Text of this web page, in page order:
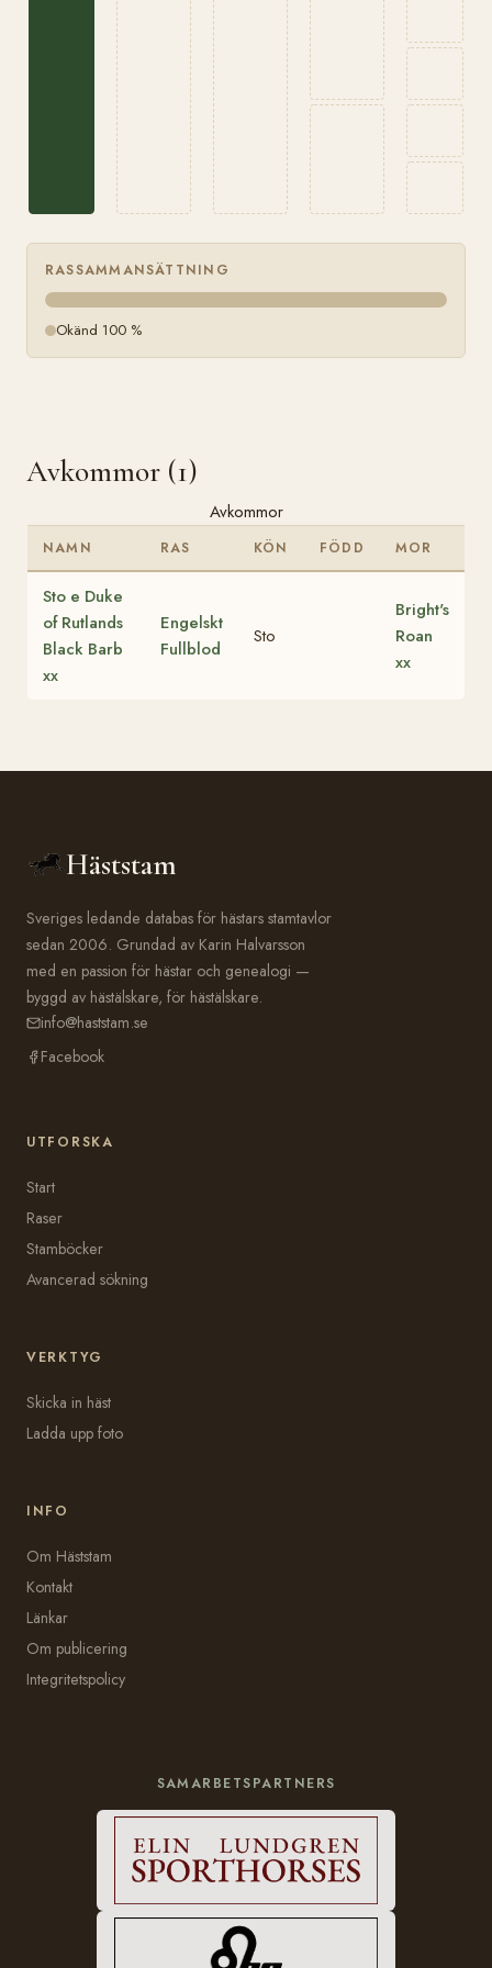
RASSAMMANSÄTTNING
Okänd 100 %
Avkommor (1)
Avkommor
NAMN RAS KÖN FÖDD MOR
Sto e Duke
of Rutlands
Black Barb
xx
Engelskt
Fullblod
Sto
Bright's
Roan
xx
Häststam
Sveriges ledande databas för hästars stamtavlor
sedan 2006. Grundad av Karin Halvarsson
med en passion för hästar och genealogi —
byggd av hästälskare, för hästälskare.
info@haststam.se
Facebook
UTFORSKA
Start
Raser
Stamböcker
Avancerad sökning
VERKTYG
Skicka in häst
Ladda upp foto
INFO
Om Häststam
Kontakt
Länkar
Om publicering
Integritetspolicy
SAMARBETSPARTNERS